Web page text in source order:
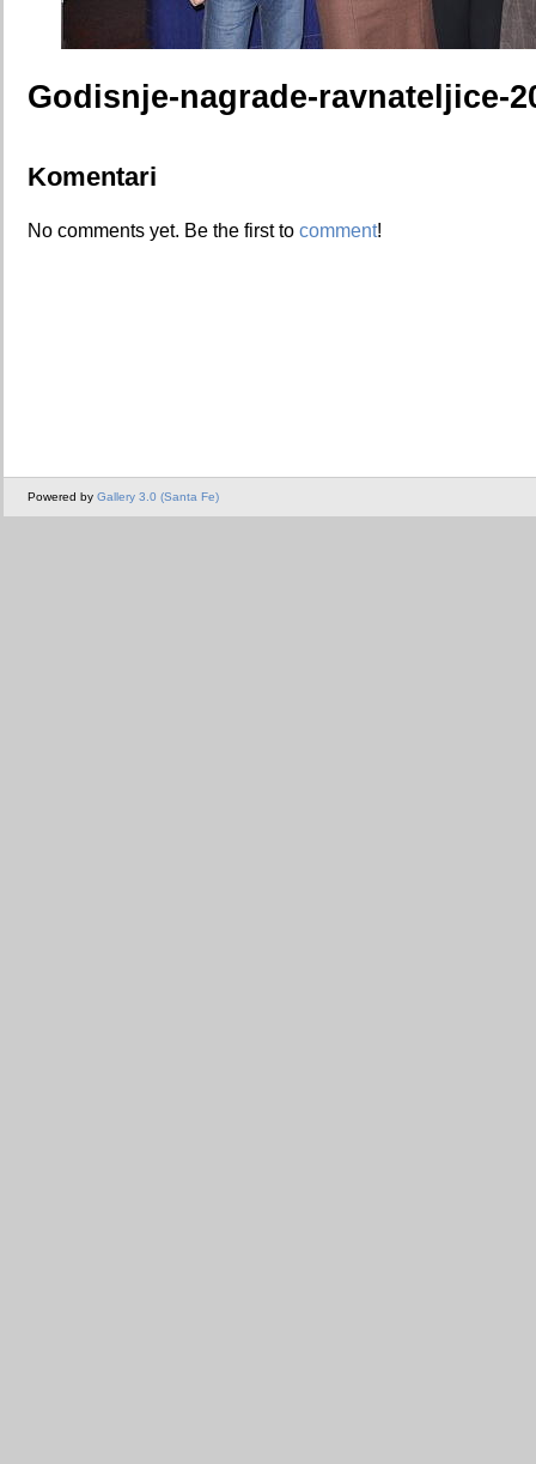
Godisnje-nagrade-ravnateljice-
Komentari
No comments yet. Be the first to comment!
Powered by Gallery 3.0 (Santa Fe)